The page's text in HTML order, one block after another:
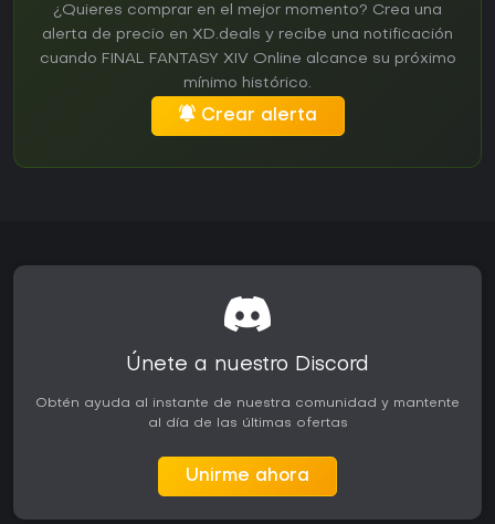
¿Quieres comprar en el mejor momento? Crea una
alerta de precio en XD.deals y recibe una notificación
cuando FINAL FANTASY XIV Online alcance su próximo
mínimo histórico.
Crear alerta
Únete a nuestro Discord
Obtén ayuda al instante de nuestra comunidad y mantente
al día de las últimas ofertas
Unirme ahora